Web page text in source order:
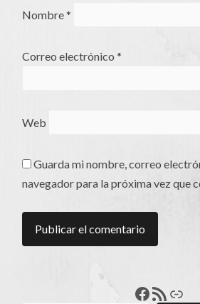
Nombre*
Correo electrónico*
Web
Guarda mi nombre, correo
navegador para la próxima vez que
Francisco Pérez
Feed RSS